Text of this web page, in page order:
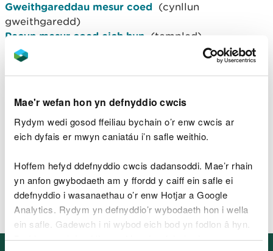
Mae'r wefan hon yn defnyddio cwcis
Rydym wedi gosod ffeiliau bychain o’r enw cwcis ar
eich dyfais er mwyn caniatáu i’n safle weithio.
Hoffem hefyd ddefnyddio cwcis dadansoddi. Mae’r rhain
yn anfon gwybodaeth am y ffordd y caiff ein safle ei
ddefnyddio i wasanaethau o’r enw Hotjar a Google
Analytics. Rydym yn defnyddio’r wybodaeth hon i wella
ein safle. Gadewch i ni wybod eich bod yn fodlon â hyn.
Byddwn yn defnyddio cwci i gadw eich dewis.
Gweithgareddau mesur coed (cynllun
gweithgaredd)
Pecyn mesur coed eich hun (templed)
Ymchwil dysgu yn yr awyr
agored
Eisiau dysgu am fanteision iechyd a lles dysgu yn
yr awyr agored? Angen cyfiawnhau mynd â'ch
gwybodaeth.